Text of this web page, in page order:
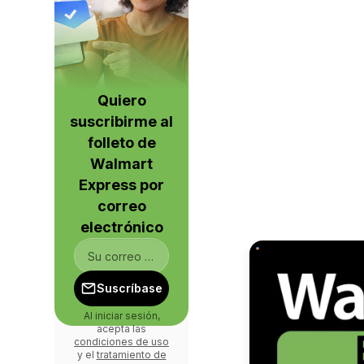
Quiero
suscribirme al
folleto de
Walmart
Express por
correo
electrónico
Suscríbase
Al iniciar sesión,
acepta las
condiciones de uso
y el tratamiento de